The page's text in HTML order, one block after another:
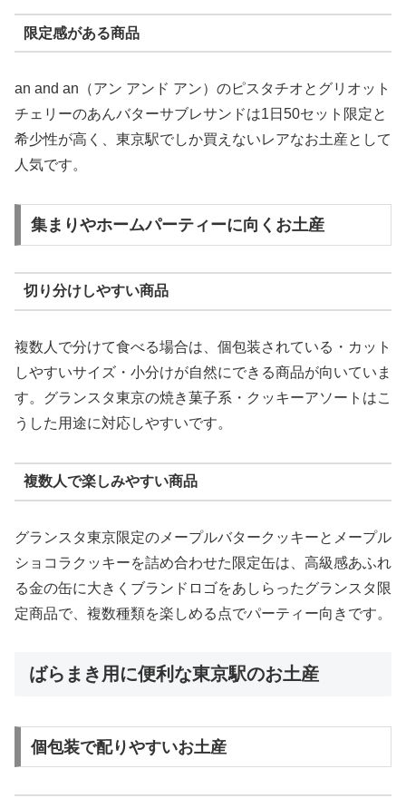
限定感がある商品
an and an（アン アンド アン）のピスタチオとグリオット
チェリーのあんバターサブレサンドは1日50セット限定と
希少性が高く、東京駅でしか買えないレアなお土産として
人気です。
集まりやホームパーティーに向くお土産
切り分けしやすい商品
複数人で分けて食べる場合は、個包装されている・カット
しやすいサイズ・小分けが自然にできる商品が向いていま
す。グランスタ東京の焼き菓子系・クッキーアソートはこ
うした用途に対応しやすいです。
複数人で楽しみやすい商品
グランスタ東京限定のメープルバタークッキーとメープル
ショコラクッキーを詰め合わせた限定缶は、高級感あふれ
る金の缶に大きくブランドロゴをあしらったグランスタ限
定商品で、複数種類を楽しめる点でパーティー向きです。
ばらまき用に便利な東京駅のお土産
個包装で配りやすいお土産